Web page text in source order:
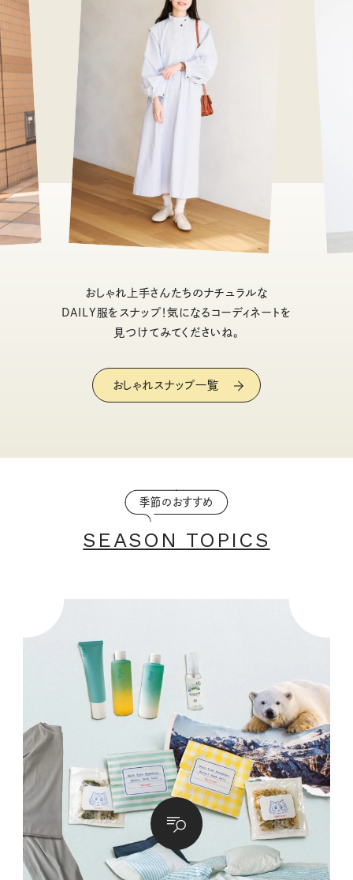
おしゃれ上手さんたちのナチュラルな
DAILY服をスナップ！気になるコーディネートを
見つけてみてくださいね。
おしゃれスナップ一覧
季節のおすすめ
SEASON TOPICS